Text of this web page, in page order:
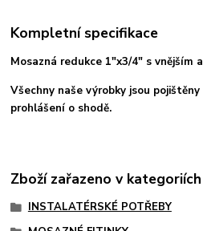
Kompletní specifikace
Mosazná redukce 1"x3/4" s vnějším
Všechny naše výrobky jsou
prohlášení o shodě.
Zboží zařazeno v kategoriích
INSTALATÉRSKÉ POTŘEBY